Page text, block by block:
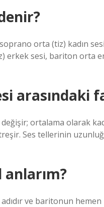
orta (tiz) kadın
erkek sesi, bariton orta
arasındaki
ortalama olarak
Ses tellerinin
ve baritonun